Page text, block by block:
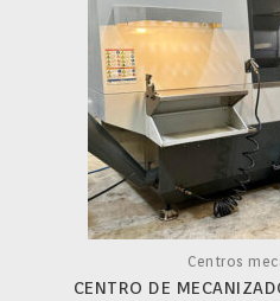
Centros
CENTRO DE